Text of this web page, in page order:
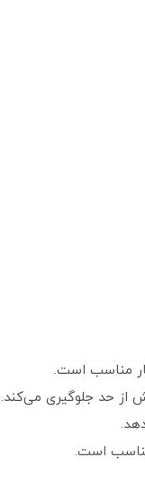
مناسب است.
از حد جلوگیری می‌کند.
است.